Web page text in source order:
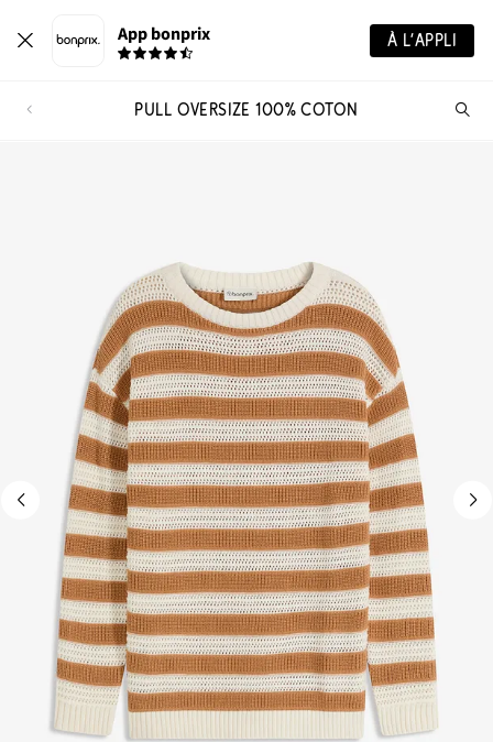
App bonprix À L’APPLI
PULL OVERSIZE 100% COTON